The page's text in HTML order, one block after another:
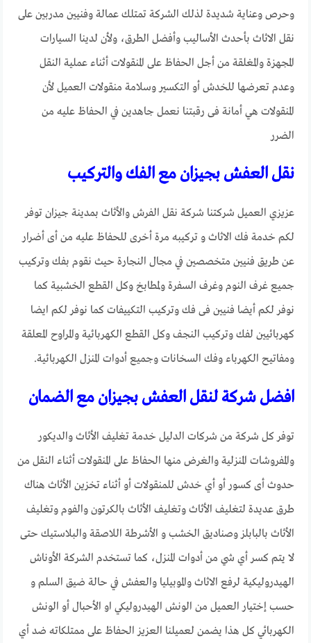
وحرص وعناية شديدة لذلك الشركة تمتلك عمالة وفنيين مدربين على
نقل الاثاث بأحدث الأساليب وأفضل الطرق، ولأن لدينا السيارات
المجهزة والمغلقة من أجل الحفاظ على المنقولات أثناء عملية النقل
وعدم تعرضها للخدش أو التكسير وسلامة منقولات العميل لأن
المنقولات هي أمانة فى رقبتنا نعمل جاهدين في الحفاظ عليه من
الضرر
نقل العفش بجيزان مع الفك والتركيب
عزيزي العميل شركتنا شركة نقل الفرش والأثاث بمدينة جيزان توفر
لكم خدمة فك الاثاث و تركيبه مرة أخرى للحفاظ عليه من أى أضرار
عن طريق فنيين متخصصين في مجال النجارة حيث نقوم بفك وتركيب
جميع غرف النوم وغرف السفرة ولمطابخ وكل القطع الخشبية كما
نوفر لكم أيضا فنيين فى فك وتركيب التكييفات كما نوفر لكم ايضا
كهربائيين لفك وتركيب النجف وكل القطع الكهربائية والمراوح المعلقة
ومفاتيح الكهرباء وفك السخانات وجميع أدوات المنزل الكهربائية.
افضل شركة لنقل العفش بجيزان مع الضمان
توفر كل شركة من شركات الدليل خدمة تغليف الأثاث والديكور
والمفروشات المنزلية والغرض منها الحفاظ على المنقولات أثناء النقل من
حدوث أى كسور أو أي خدش للمنقولات أو أثناء تخزين الأثاث هناك
طرق عديدة لتغليف الأثاث وتغليف الأثاث بالكرتون والفوم وتغليف
الأثاث بالبابلز وصناديق الخشب و الأشرطة اللاصقة والبلاستيك حتى
لا يتم كسر أي شي من أدوات المنزل، كما تستخدم الشركة الأوناش
الهيدروليكية لرفع الاثاث والموبيليا والعفش في حالة ضيق السلم و
حسب إختيار العميل من الونش الهيدروليكي او الأحبال أو الونش
الكهربائي كل هذا يضمن لعميلنا العزيز الحفاظ على ممتلكاته ضد أي